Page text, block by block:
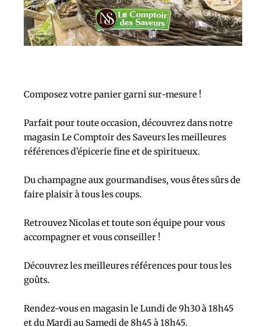
Composez votre panier garni sur-mesure !
Parfait pour toute occasion, découvrez dans notre
magasin Le Comptoir des Saveurs les meilleures
références d’épicerie fine et de spiritueux.
Du champagne aux gourmandises, vous êtes sûrs de
faire plaisir à tous les coups.
Retrouvez Nicolas et toute son équipe pour vous
accompagner et vous conseiller !
Découvrez les meilleures références pour tous les
goûts.
Rendez-vous en magasin le Lundi de 9h30 à 18h45
et du Mardi au Samedi de 8h45 à 18h45.